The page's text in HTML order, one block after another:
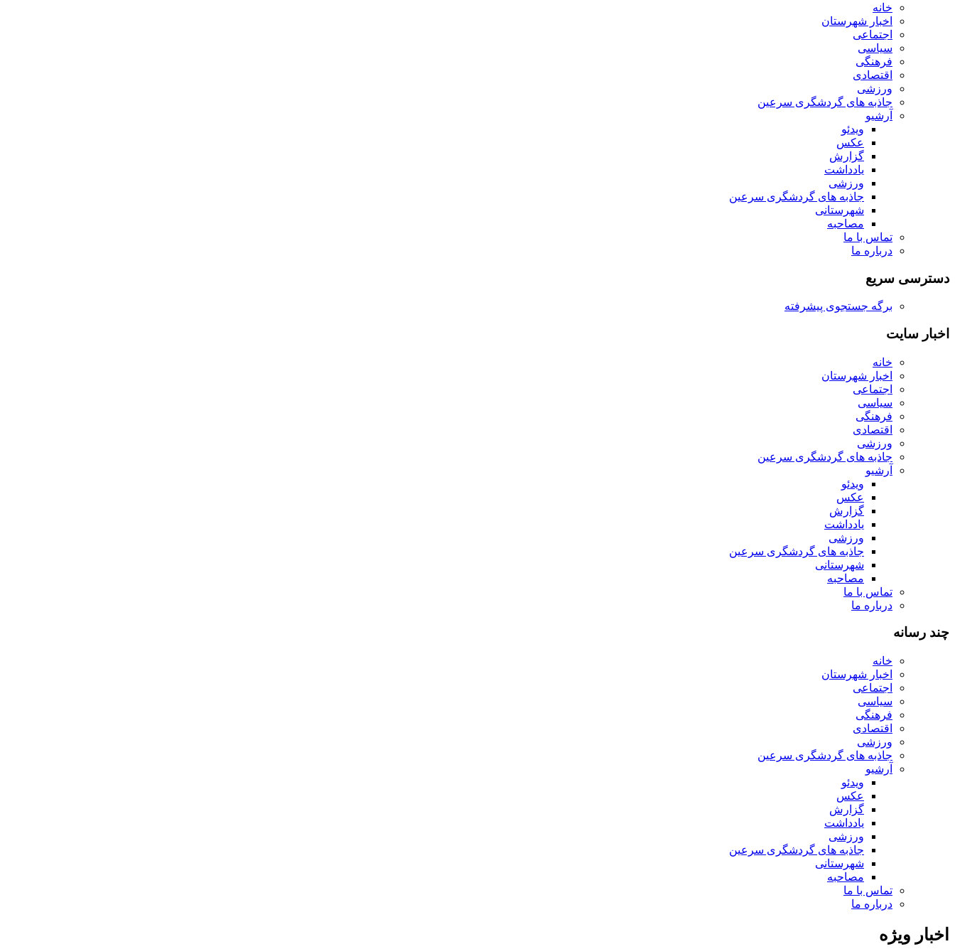
خانه
اخبار شهرستان
اجتماعی
سیاسی
فرهنگی
اقتصادی
ورزشی
جاذبه های گردشگری سرعین
آرشیو
ویدئو
عکس
گزارش
یادداشت
ورزشی
جاذبه های گردشگری سرعین
شهرستانی
مصاحبه
تماس با ما
درباره ما
دسترسی سریع
برگه جستجوی پیشرفته
اخبار سایت
خانه
اخبار شهرستان
اجتماعی
سیاسی
فرهنگی
اقتصادی
ورزشی
جاذبه های گردشگری سرعین
آرشیو
ویدئو
عکس
گزارش
یادداشت
ورزشی
جاذبه های گردشگری سرعین
شهرستانی
مصاحبه
تماس با ما
درباره ما
چند رسانه
خانه
اخبار شهرستان
اجتماعی
سیاسی
فرهنگی
اقتصادی
ورزشی
جاذبه های گردشگری سرعین
آرشیو
ویدئو
عکس
گزارش
یادداشت
ورزشی
جاذبه های گردشگری سرعین
شهرستانی
مصاحبه
تماس با ما
درباره ما
اخبار ویژه